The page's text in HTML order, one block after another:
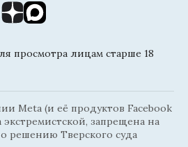
просмотра лицам старше 18
Meta (и её продуктов Facebook
запрещена на
решению Тверского суда